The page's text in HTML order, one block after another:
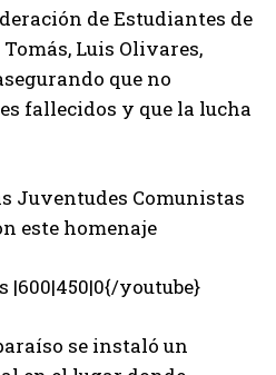
de Estudiantes de
Luis Olivares,
que no
fallecidos y que la lucha
Juventudes Comunistas
este homenaje
|600|450|0{/youtube}
se instaló un